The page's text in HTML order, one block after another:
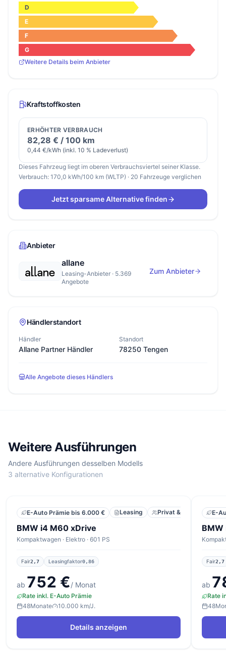
D
E
F
G
Weitere Details beim Anbieter
Kraftstoffkosten
ERHÖHTER VERBRAUCH
82,28 € / 100 km
0,44 €/kWh (inkl. 10 % Ladeverlust)
Dieses Fahrzeug liegt im oberen Verbrauchsviertel seiner Klasse.
Verbrauch: 170,0 kWh/100 km (WLTP) · 20 Fahrzeuge verglichen
Jetzt sparsame Alternative finden
Anbieter
allane
Leasing-Anbieter · 5.369
Angebote
Zum Anbieter
Händlerstandort
Händler
Allane Partner Händler
Standort
78250 Tengen
Alle Angebote dieses Händlers
Weitere Ausführungen
Andere Ausführungen desselben Modells
3 alternative Konfigurationen
E-Auto Prämie bis 6.000 € Leasing Privat & Gewerbe
BMW i4 M60 xDrive
Kompaktwagen · Elektro · 601 PS
Fair2,7 Leasingfaktor0,86
ab 752 €/ Monat
Rate inkl. E-Auto Prämie
48Monate 10.000 km/J.
Details anzeigen
E-
Fair2,7
ab
Rate
48